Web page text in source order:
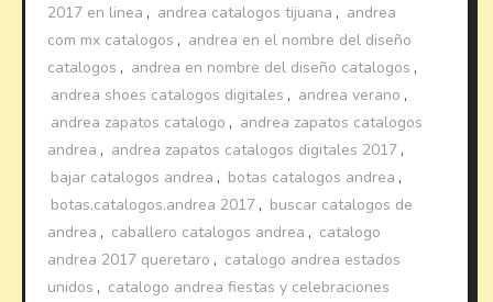
2017 en linea , andrea catalogos tijuana , andrea
com mx catalogos , andrea en el nombre del diseño
catalogos , andrea en nombre del diseño catalogos ,
andrea shoes catalogos digitales , andrea verano ,
andrea zapatos catalogo , andrea zapatos catalogos
andrea , andrea zapatos catalogos digitales 2017 ,
bajar catalogos andrea , botas catalogos andrea ,
botas.catalogos.andrea 2017 , buscar catalogos de
andrea , caballero catalogos andrea , catalogo
andrea 2017 queretaro , catalogo andrea estados
unidos , catalogo andrea fiestas y celebraciones